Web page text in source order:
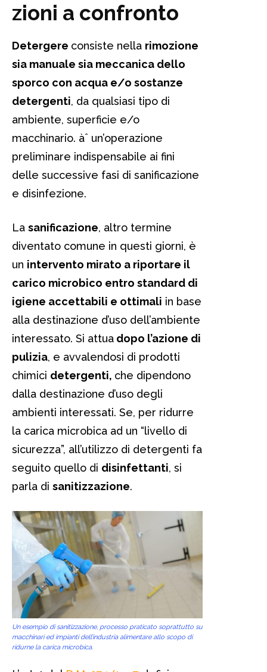
zioni a confronto
Detergere consiste nella rimozione
sia manuale sia meccanica dello
sporco con acqua e/o sostanze
detergenti, da qualsiasi tipo di
ambiente, superficie e/o
macchinario. àˆ un’operazione
preliminare indispensabile ai fini
delle successive fasi di sanificazione
e disinfezione.
La sanificazione, altro termine
diventato comune in questi giorni, è
un intervento mirato a riportare il
carico microbico entro standard di
igiene accettabili e ottimali in base
alla destinazione d’uso dell’ambiente
interessato. Si attua dopo l’azione di
pulizia, e avvalendosi di prodotti
chimici detergenti, che dipendono
dalla destinazione d’uso degli
ambienti interessati. Se, per ridurre
la carica microbica ad un “livello di
sicurezza”, all’utilizzo di detergenti fa
seguito quello di disinfettanti, si
parla di sanitizzazione.
Un esempio di sanitizzazione, processo praticato soprattutto su
macchinari ed impianti dell’industria alimentare allo scopo di
ridurne la carica microbica.